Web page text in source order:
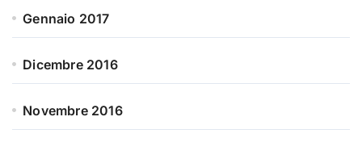
Gennaio 2017
Dicembre 2016
Novembre 2016